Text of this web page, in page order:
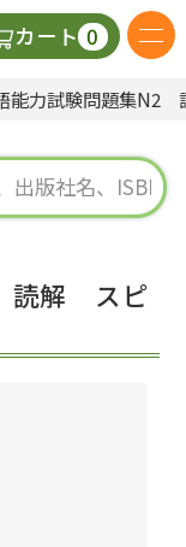
カート 0
の教科書
補助教材
考書
能力試験問題集N2
読解 スピ